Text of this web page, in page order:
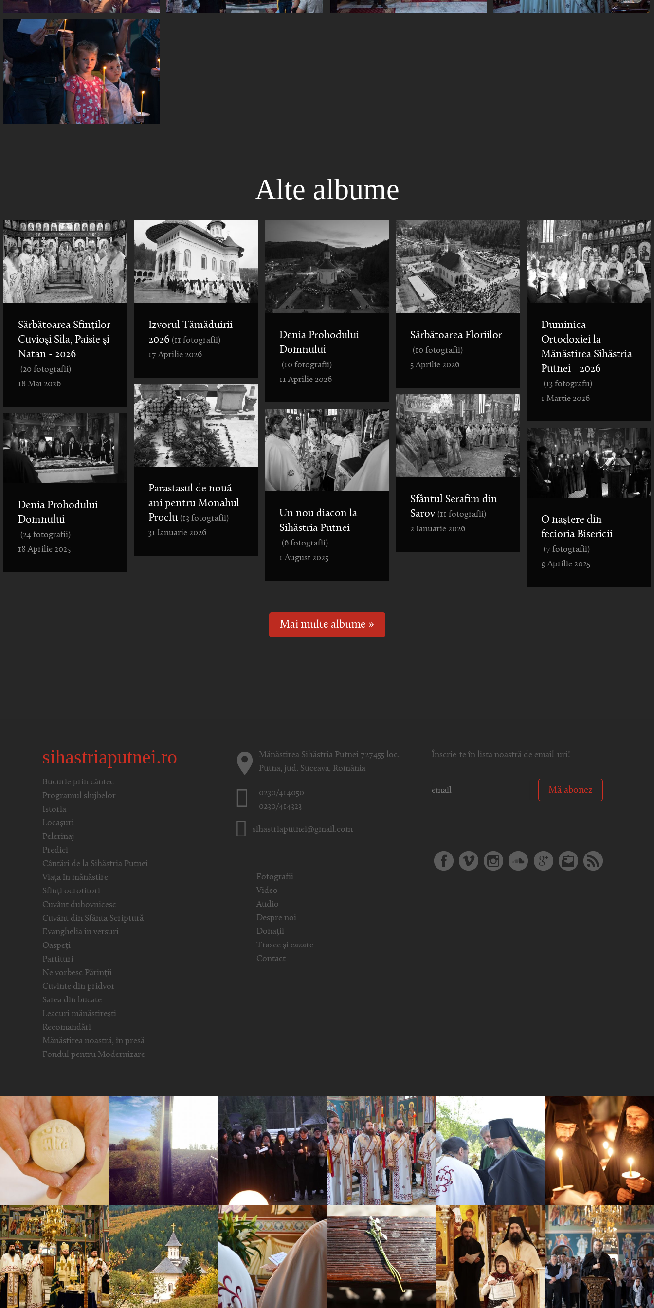
Alte albume
Sărbătoarea Sfinților
Cuvioşi Sila, Paisie şi
Natan - 2026
(20 fotografii)
18 Mai 2026
Izvorul Tămăduirii
2026 (11 fotografii)
17 Aprilie 2026
Denia Prohodului
Domnului
(10 fotografii)
11 Aprilie 2026
Sărbătoarea Floriilor
(10 fotografii)
5 Aprilie 2026
Duminica
Ortodoxiei la
Mănăstirea Sihăstria
Putnei - 2026
(13 fotografii)
1 Martie 2026
Parastasul de nouă
ani pentru Monahul
Proclu (13 fotografii)
31 Ianuarie 2026
Sfântul Serafim din
Sarov (11 fotografii)
2 Ianuarie 2026
Un nou diacon la
Sihăstria Putnei
(6 fotografii)
1 August 2025
Denia Prohodului
Domnului
(24 fotografii)
18 Aprilie 2025
O naștere din
fecioria Bisericii
(7 fotografii)
9 Aprilie 2025
Mai multe albume »
sihastriaputnei.ro
Bucurie prin cântec
Programul slujbelor
Istoria
Locașuri
Pelerinaj
Predici
Cântări de la Sihăstria Putnei
Viața în mănăstire
Sfinți ocrotitori
Cuvânt duhovnicesc
Cuvânt din Sfânta Scriptură
Evanghelia in versuri
Oaspeți
Partituri
Ne vorbesc Părinții
Cuvinte din pridvor
Sarea din bucate
Leacuri mănăstirești
Recomandări
Mănăstirea noastră, în presă
Fondul pentru Modernizare
Mănăstirea Sihăstria Putnei 727455 loc.
Putna, jud. Suceava, România
0230/414050
0230/414323
sihastriaputnei@gmail.com
Fotografii
Video
Audio
Despre noi
Donații
Trasee și cazare
Contact
Înscrie-te în lista noastră de email-uri!
Mă abonez